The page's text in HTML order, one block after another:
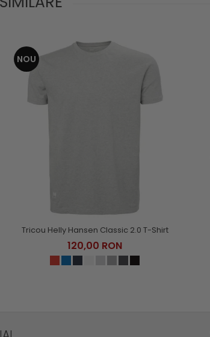
NOU
Tricou Helly Hansen Classic 2.0 T-Shirt
120,00 RON